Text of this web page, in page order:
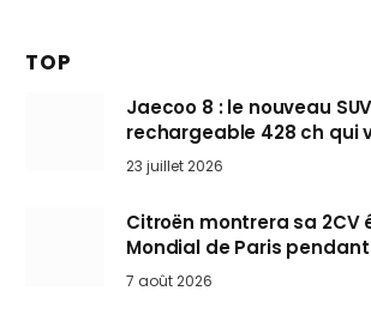
TOP
Jaecoo 8 : le nouveau
rechargeable 428 ch qui
arrive en Europe cet
23 juillet 2026
Citroën montrera sa 2CV
Mondial de Paris pendant
Mini désertent le salon
7 août 2026